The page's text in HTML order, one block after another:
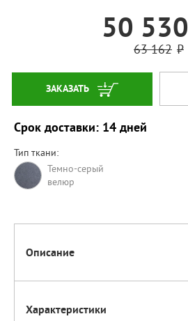
50 530
63 162
ЗАКАЗАТЬ
Срок доставки: 14 дней
Тип ткани:
Темно-серый
велюр
Описание
Характеристики